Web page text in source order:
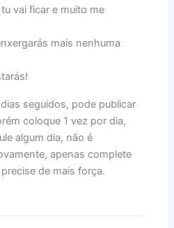
vai ficar e muito me
mais nenhuma
seguidos, pode publicar
coloque 1 vez por dia,
algum dia, não é
apenas complete
de mais força.